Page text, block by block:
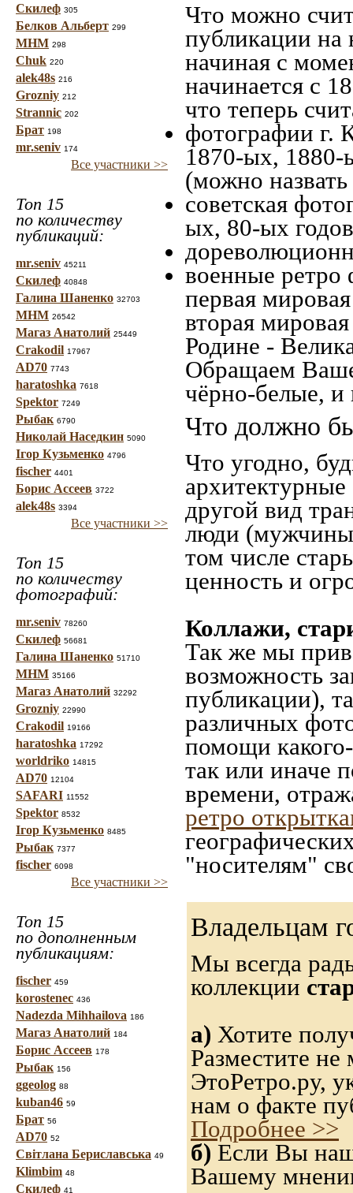
Скилеф 305
Белков Альберт 299
МНМ 298
Chuk 220
alek48s 216
Grozniy 212
Strannic 202
Брат 198
mr.seniv 174
Все участники >>
Топ 15
по количеству
публикаций:
mr.seniv 45211
Скилеф 40848
Галина Шаненко 32703
МНМ 26542
Магаз Анатолий 25449
Crakodil 17967
AD70 7743
haratoshka 7618
Spektor 7249
Рыбак 6790
Николай Наседкин 5090
Ігор Кузьменко 4796
fischer 4401
Борис Ассеев 3722
alek48s 3394
Все участники >>
Топ 15
по количеству
фотографий:
mr.seniv 78260
Скилеф 56681
Галина Шаненко 51710
МНМ 35166
Магаз Анатолий 32292
Grozniy 22990
Crakodil 19166
haratoshka 17292
worldriko 14815
AD70 12104
SAFARI 11552
Spektor 8532
Ігор Кузьменко 8485
Рыбак 7377
fischer 6098
Все участники >>
Топ 15
по дополненным
публикациям:
fischer 459
korostenec 436
Nadezda Mihhailova 186
Магаз Анатолий 184
Борис Ассеев 178
Рыбак 156
ggeolog 88
kuban46 59
Брат 56
AD70 52
Світлана Бериславська 49
Klimbim 48
Скилеф 41
Что можно
публикации
начиная c
начинается с
что теперь
фотографии г.
1870-ых, 1880-
(можно
советская
ых, 80-ых
военные ретро
первая
вторая
Родине -
Обращаем
чёрно-белые, и
Что должно
Что угодно,
другой вид
люди
том числе
ценность и
Коллажи,
Так же мы
возможность
публикации),
различных
помощи
так или иначе
времени,
ретро
"носителям"
Владельцам
Мы всегда
коллекции
а) Хотите
Разместите
ЭтоРетро.ру,
нам о факте
Подробнее >>
б) Если Вы
Вашему